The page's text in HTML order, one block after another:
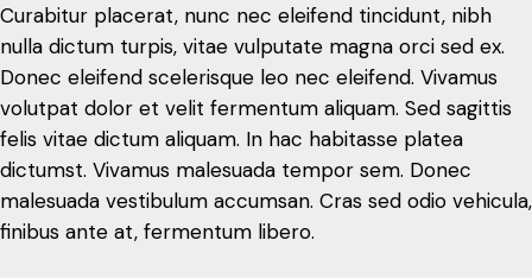
dictumst. Vivamus malesuada tempor sem. Donec
malesuada vestibulum accumsan. Cras sed odio vehicula,
finibus ante at, fermentum libero.
Curabitur placerat, nunc nec eleifend tincidunt, nibh
nulla dictum turpis, vitae vulputate magna orci sed ex.
Donec eleifend scelerisque leo nec eleifend. Vivamus
volutpat dolor et velit fermentum aliquam ed sagittis
Curabitur placerat, nunc nec eleifend tincidunt, nibh
nulla dictum turpis, vitae vulputate magna orci sed ex.
Donec eleifend scelerisque leo nec eleifend. Vivamus
volutpat dolor et velit fermentum aliquam. Sed sagittis
felis vitae dictum aliquam. In hac habitasse platea
dictumst. Vivamus malesuada tempor sem. Donec
malesuada vestibulum accumsan. Cras sed odio vehicula,
finibus ante at, fermentum libero.